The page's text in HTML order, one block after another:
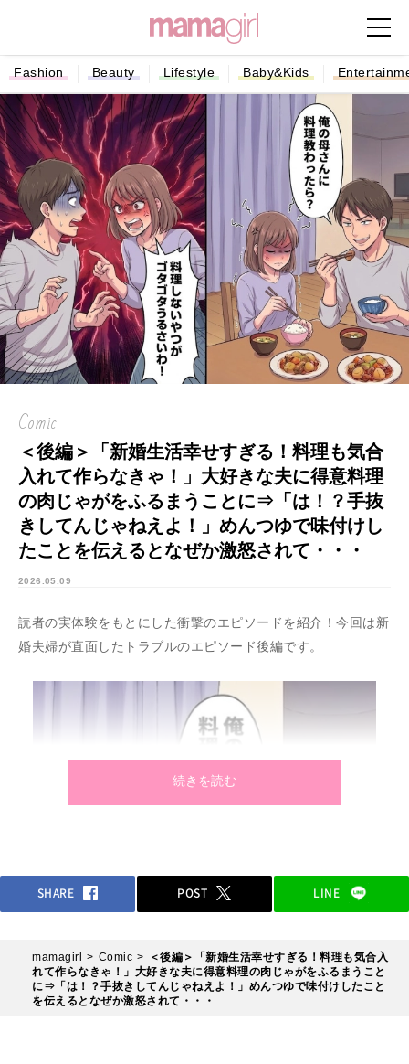
Fashion Beauty Lifestyle Baby&Kids
Comic
＜後編＞「新婚生活幸せすぎる！料理も気合
入れて作らなきゃ！」大好きな夫に得意料理
の肉じゃがをふるまうことに⇒「は！？手抜
きしてんじゃねえよ！」めんつゆで味付けし
たことを伝えるとなぜか激怒されて・・・
2026.05.09
読者の実体験をもとにした衝撃のエピソードを紹介！今回は新
婚夫婦が直面したトラブルのエピソード後編です。
続きを読む
SHARE POST LINE
mamagirl Comic
＜後編＞「新婚生活幸せすぎる！料理も気合入
れて作らなきゃ！」大好きな夫に得意料理の肉じゃがをふるまうこと
に⇒「は！？手抜きしてんじゃねえよ！」めんつゆで味付けしたこと
を伝えるとなぜか激怒されて・・・